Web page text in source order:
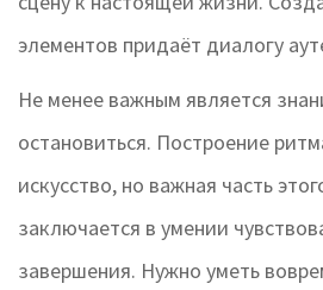
элементов придаёт диалогу
Не менее важным является
остановиться. Построение
искусство, но важная часть
заключается в умении
завершения. Нужно уметь